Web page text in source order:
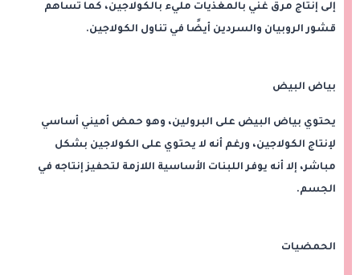
إلى إنتاج مرق غني بالمغذيات مليء بالكولاجين، كما تساهم
قشور الروبيان والسردين أيضًا في تناول الكولاجين.
بياض البيض
يحتوي بياض البيض على البرولين، وهو حمض أميني أساسي
لإنتاج الكولاجين، ورغم أنه لا يحتوي على الكولاجين بشكل
مباشر، إلا أنه يوفر اللبنات الأساسية اللازمة لتحفيز إنتاجه في
الجسم.
الحمضيات